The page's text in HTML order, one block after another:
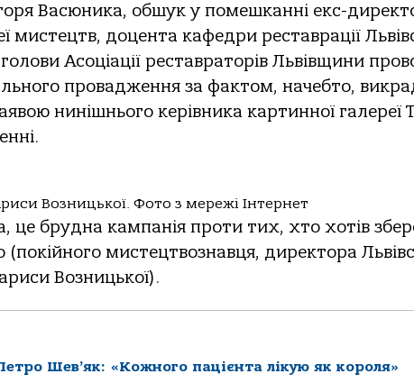
Васюника, обшук у помешканні екс-
мистецтв, доцента кафедри реставрації
Асоціації реставраторів Львівщини
провадження за фактом, начебто,
нинішнього керівника картинної галереї
Возницької. Фото з мережі Інтернет
це брудна кампанія проти тих, хто хотів
мистецтвознавця, директора
Возницької).
Шев’як: «Кожного пацієнта лікую як короля»